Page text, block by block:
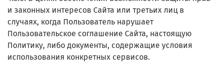
и законных интересов Сайта или третьих лиц в
случаях, когда Пользователь нарушает
Пользовательское соглашение Сайта, настоящую
Политику, либо документы, содержащие условия
использования конкретных сервисов.